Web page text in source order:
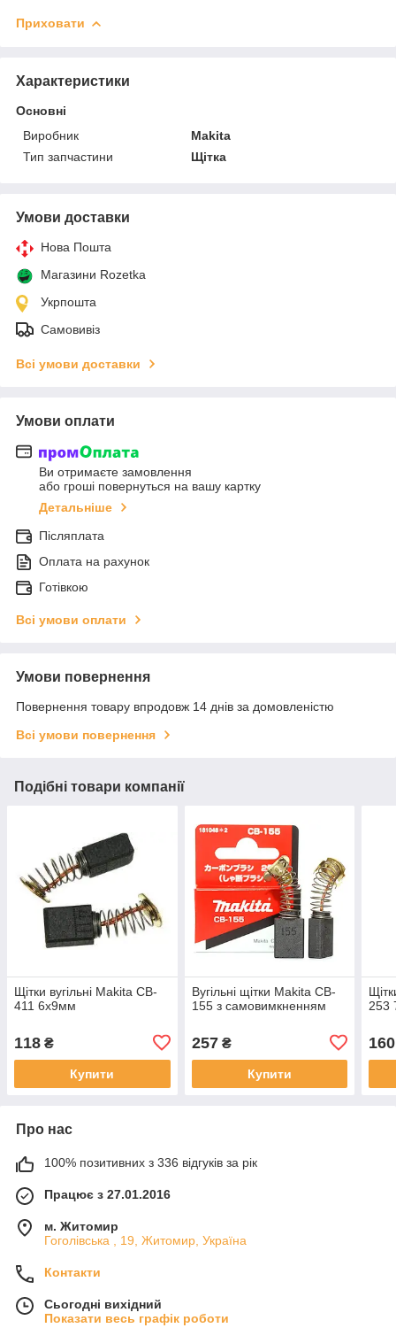
Приховати
Характеристики
Основні
Виробник
Makita
Тип запчастини
Щітка
Умови доставки
Нова Пошта
Магазини Rozetka
Укрпошта
Самовивіз
Всі умови доставки
Умови оплати
Ви отримаєте замовлення
або гроші повернуться на вашу картку
Детальніше
Післяплата
Оплата на рахунок
Готівкою
Всі умови оплати
Умови повернення
Повернення товару впродовж 14 днів за домовленістю
Всі умови повернення
Подібні товари компанії
Щітки вугільні Makita CB-
411 6х9мм
118 ₴
Купити
Вугільні щітки Makita CB-
155 з самовимкненням
257₴
Купити
253
160
Про нас
100% позитивних з 336 відгуків за рік
Працює з 27.01.2016
м. Житомир
Гоголівська , 19, Житомир, Україна
Контакти
Сьогодні вихідний
Показати весь графік роботи